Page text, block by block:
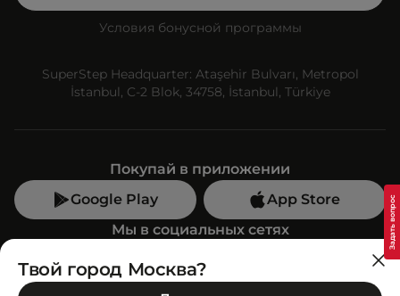
Условия бонусной программы
SuperStep Headquarter: Ataşehir Bulvarı, Metropol
İstanbul, C-2 Blok, 34758, İstanbul, Türkiye
Покупай в приложении
Google Play
App Store
Мы в социальных сетях
Позвони нам
Твой город Москва?